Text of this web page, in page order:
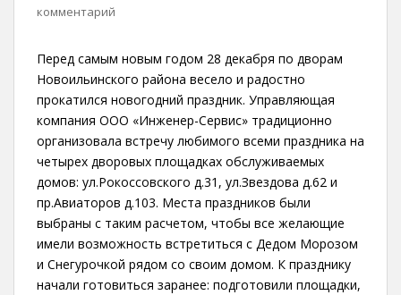
комментарий
Перед самым новым годом 28 декабря по дворам
Новоильинского района весело и радостно
прокатился новогодний праздник. Управляющая
компания ООО «Инженер-Сервис» традиционно
организовала встречу любимого всеми праздника на
четырех дворовых площадках обслуживаемых
домов: ул.Рокоссовского д.31, ул.Звездова д.62 и
пр.Авиаторов д.103. Места праздников были
выбраны с таким расчетом, чтобы все желающие
имели возможность встретиться с Дедом Морозом
и Снегурочкой рядом со своим домом. К празднику
начали готовиться заранее: подготовили площадки,